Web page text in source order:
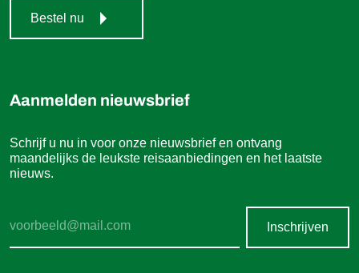
Bestel nu
Aanmelden nieuwsbrief
Schrijf u nu in voor onze nieuwsbrief en ontvang
maandelijks de leukste reisaanbiedingen en het laatste
nieuws.
Inschrijven